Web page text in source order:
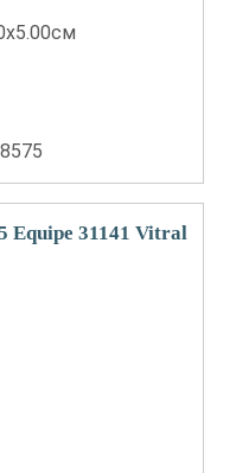
Equipe 31141 Vitral